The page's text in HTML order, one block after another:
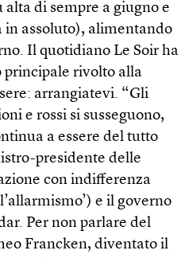
di sempre a giugno e
assoluto), alimentando
Il quotidiano Le Soir ha
principale rivolto alla
arrangiatevi. “Gli
e rossi si susseguono,
a essere del tutto
presidente delle
con indifferenza
e il governo
Per non parlare del
Francken, diventato il